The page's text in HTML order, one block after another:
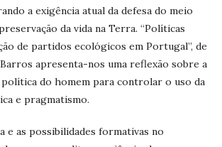
a exigência atual da defesa do meio
da vida na Terra. “Políticas
de partidos ecológicos em Portugal”, de
apresenta-nos uma reflexão sobre a
do homem para controlar o uso da
e pragmatismo.
e as possibilidades formativas no